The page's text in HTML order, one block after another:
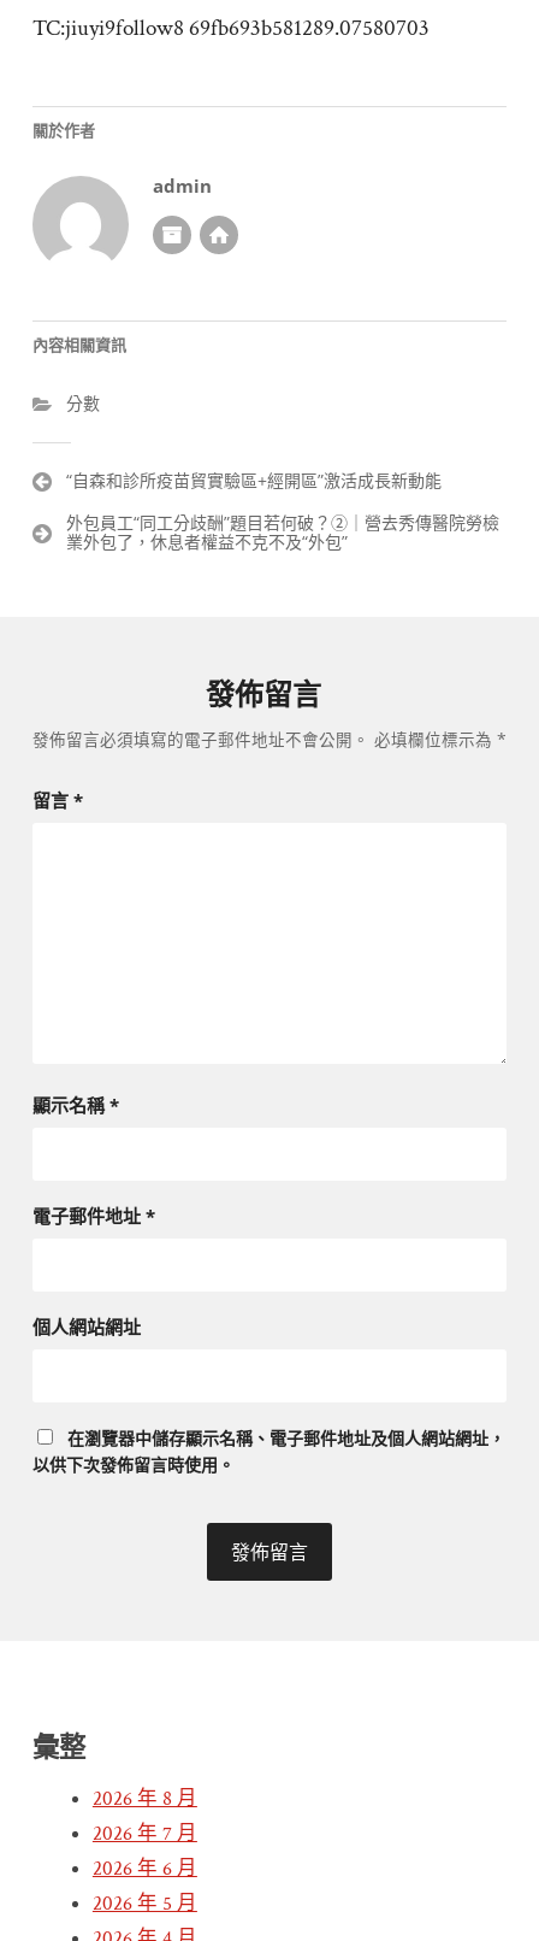
TC:jiuyi9follow8 69fb693b581289.07580703
關於作者
admin
內容相關資訊
分數
文
導
“自森和診所疫苗貿實驗區+經開區”激活成長新動能
外包員工“同工分歧酬”題目若何破？②｜營去秀傳醫院勞檢
業外包了，休息者權益不克不及“外包”
發佈留言
發佈留言必須填寫的電子郵件地址不會公開。 必填欄位標示為 *
留言 *
顯示名稱*
電子郵件地址 *
個人網站網址
在瀏覽器中儲存顯示名稱、電子郵件地址及個人網站網址，
以供下次發佈留言時使用。
彙整
2026 年 8 月
2026 年 7 月
2026 年 6 月
2026 年 5 月